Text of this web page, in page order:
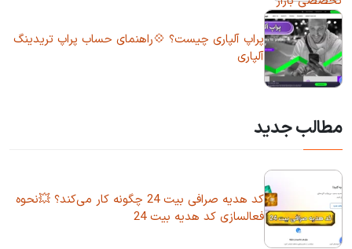
پراپ آلپاری چیست؟ 💠راهنمای حساب پراپ تریدینگ
آلپاری
مطالب جدید
کد هدیه صرافی بیت 24 چگونه کار می‌کند؟ 💥نحوه
فعالسازی کد هدیه بیت 24